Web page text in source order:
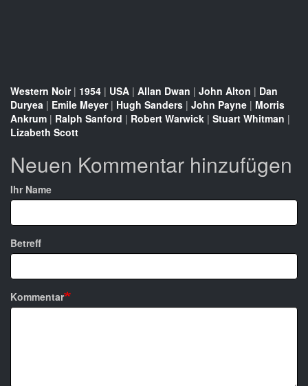
Western Noir| 1954 | USA | Allan Dwan | John Alton | Dan
Duryea | Emile Meyer| Hugh Sanders | John Payne | Morris
Ankrum | Ralph Sanford | Robert Warwick | Stuart Whitman |
Lizabeth Scott
Neuen Kommentar hinzufügen
Ihr Name
Betreff
Kommentar